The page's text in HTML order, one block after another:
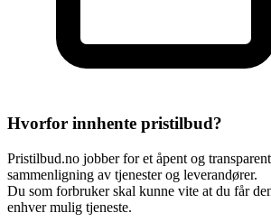
Hvorfor innhente pristilbud?
Pristilbud.no jobber for et åpent og
sammenligning av tjenester og leverandører.
Du som forbruker skal kunne vite at du får
enhver mulig tjeneste.